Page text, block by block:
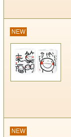
NEW
NEW